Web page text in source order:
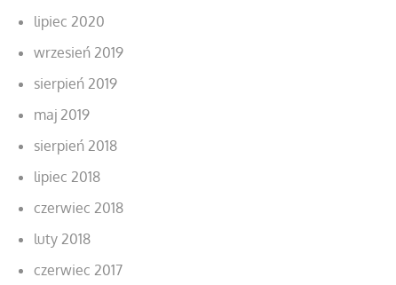
lipiec 2020
wrzesień 2019
sierpień 2019
maj 2019
sierpień 2018
lipiec 2018
czerwiec 2018
luty 2018
czerwiec 2017